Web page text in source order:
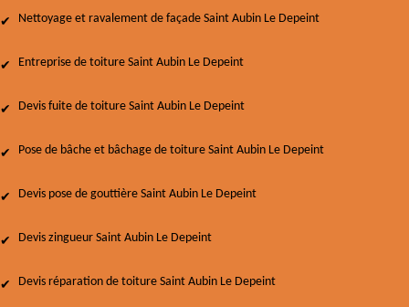
Nettoyage et ravalement de façade Saint Aubin Le Depeint
Entreprise de toiture Saint Aubin Le Depeint
Devis fuite de toiture Saint Aubin Le Depeint
Pose de bâche et bâchage de toiture Saint Aubin Le Depeint
Devis pose de gouttière Saint Aubin Le Depeint
Devis zingueur Saint Aubin Le Depeint
Devis réparation de toiture Saint Aubin Le Depeint